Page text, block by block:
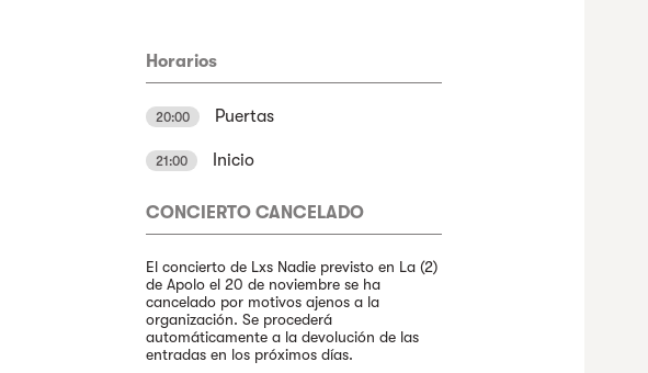
Horarios
20:00 Puertas
21:00 Inicio
CONCIERTO CANCELADO
El concierto de Lxs Nadie previsto en La (2)
de Apolo el 20 de noviembre se ha
cancelado por motivos ajenos a la
organización. Se procederá
automáticamente a la devolución de las
entradas en los próximos días.